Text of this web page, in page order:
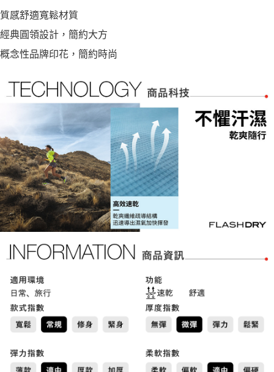
質感舒適寬鬆材質
經典圓領設計，簡約大方
概念性品牌印花，簡約時尚